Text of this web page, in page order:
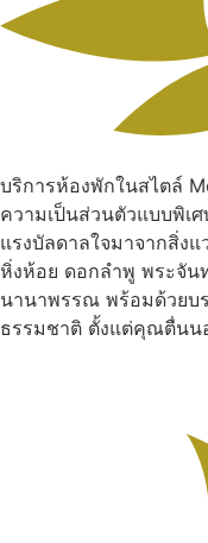
บริการห้องพักในสไตล์
ความเป็นส่วนตัวแบบพิเ
แรงบัลดาลใจมาจากสิ่ง
หิ่งห้อย ดอกลำพู พระจัน
นานาพรรณ พร้อมด้วยบ
ธรรมชาติ ตั้งแต่คุณตื่น